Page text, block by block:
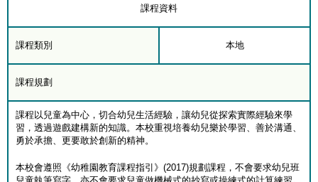
課程資料
課程類別 本地
課程規劃
課程以兒童為中心，切合幼兒生活經驗，讓幼兒從探索實際經驗來學
習，透過遊戲建構新的知識。本校重視培養幼兒樂於學習、善於溝通、
勇於承擔、更要敢於創新的精神。
本校會遵照《幼稚園教育課程指引》(2017)規劃課程，不會要求幼兒班